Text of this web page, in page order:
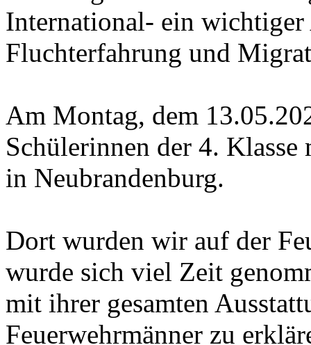
International- ein
Fluchterfahrung und
Am Montag, dem
Schülerinnen der 4.
in Neubrandenburg.
Dort wurden wir auf der
wurde sich viel Zeit
mit ihrer gesamten
Feuerwehrmänner zu